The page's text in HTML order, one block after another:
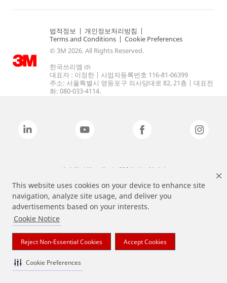
This website uses cookies on your device to enhance site
navigation, analyze site usage, and deliver you
advertisements based on your interests.
Cookie Notice
Reject Non-Essential Cookies Accept Cookies
Cookie Preferences
법적정보 | 개인정보처리방침 |
Terms and Conditions | Cookie Preferences
© 3M 2026. All Rights Reserved.
한국쓰리엠 ㈜
대표자 : 이정한 | 사업자등록번호 116-81-06399
주소: 서울특별시 영등포구 의사당대로 82, 21층 | 대표전
화: 080-033-4114.
상기 열거된 브랜드는 3M의 상표입니다.